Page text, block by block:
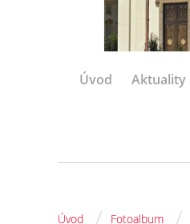
Úvod Aktuality
Úvod Fotoalbum